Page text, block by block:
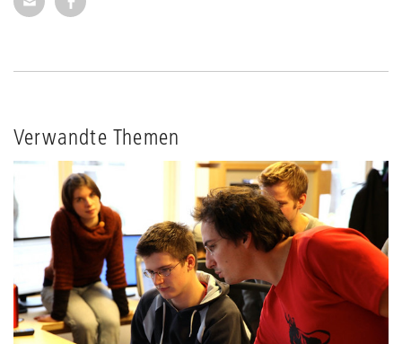
Verwandte Themen